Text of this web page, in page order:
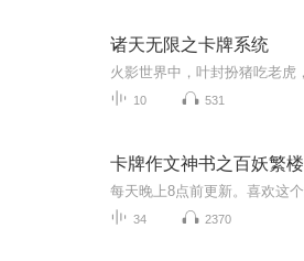
诸天无限之卡牌系统
10 531
卡牌作文神书之百妖繁楼
34 2370